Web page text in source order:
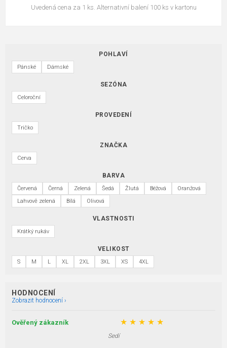
Uvedená cena za 1 ks. Alternativní balení 100 ks v kartonu
POHLAVÍ
Pánské Dámské
SEZÓNA
Celoroční
PROVEDENÍ
Tričko
ZNAČKA
Cerva
BARVA
Červená Černá Zelená Šedá Žlutá Béžová
Oranžová
Lahvově zelená
Bílá Olivová
VLASTNOSTI
Krátký rukáv
VELIKOST
S M L XL 2XL 3XL XS 4XL
HODNOCENÍ
Zobrazit hodnocení ›
Ověřený zákazník ★ ★ ★ ★ ★
Sedí